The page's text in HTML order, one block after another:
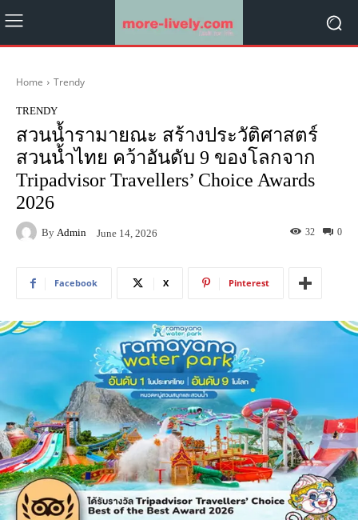
Home Trendy
TRENDY
สวนน้ำรามายณะ สร้างประวัติศาสตร์
สวนน้ำไทย คว้าอันดับ 9 ของโลกจาก
Tripadvisor Travellers’ Choice Awards
2026
By Admin June 14, 2026 0
32
Facebook X Pinterest